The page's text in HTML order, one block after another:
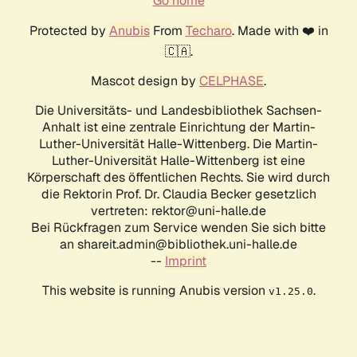
Protected by AnubisFrom Techaro. Made with ❤️ in
🇨🇦.
Mascot design by CELPHASE.
Die Universitäts- und Landesbibliothek Sachsen-
Anhalt ist eine zentrale Einrichtung der Martin-
Luther-Universität Halle-Wittenberg. Die Martin-
Luther-Universität Halle-Wittenberg ist eine
Körperschaft des öffentlichen Rechts. Sie wird durch
die Rektorin Prof. Dr. Claudia Becker gesetzlich
vertreten: rektor@uni-halle.de
Bei Rückfragen zum Service wenden Sie sich bitte
an shareit.admin@bibliothek.uni-halle.de
-- Imprint
This website is running Anubis version v1.25.0.